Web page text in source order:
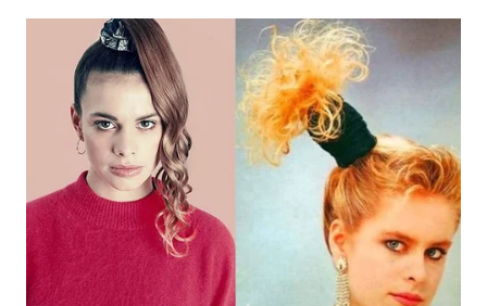
WN
LANGKAT
WN
TAPANULI
SELATAN
WN
TANJUNG